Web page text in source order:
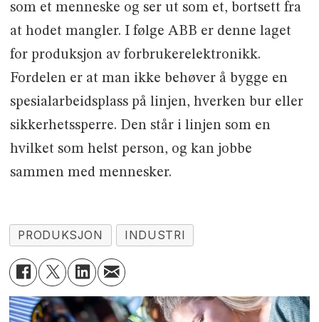
som et menneske og ser ut som et, bortsett fra
at hodet mangler. I følge ABB er denne laget
for produksjon av forbrukerelektronikk.
Fordelen er at man ikke behøver å bygge en
spesialarbeidsplass på linjen, hverken bur eller
sikkerhetssperre. Den står i linjen som en
hvilket som helst person, og kan jobbe
sammen med mennesker.
PRODUKSJON INDUSTRI